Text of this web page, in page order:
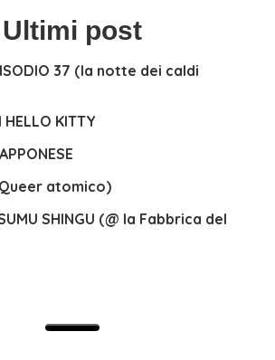
Ultimi post
37 (la notte dei caldi
HELLO KITTY
atomico)
SHINGU (@ la Fabbrica del